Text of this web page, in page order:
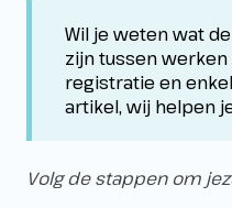
Wil je weten wat
zijn tussen werken
registratie en
artikel, wij helpen
Volg de stappen om